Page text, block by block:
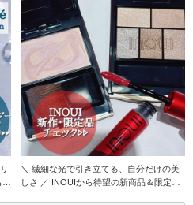
＼ 繊細な光で引き立てる、自分だけの美
しさ ／ INOUIから待望の新商品＆限定品